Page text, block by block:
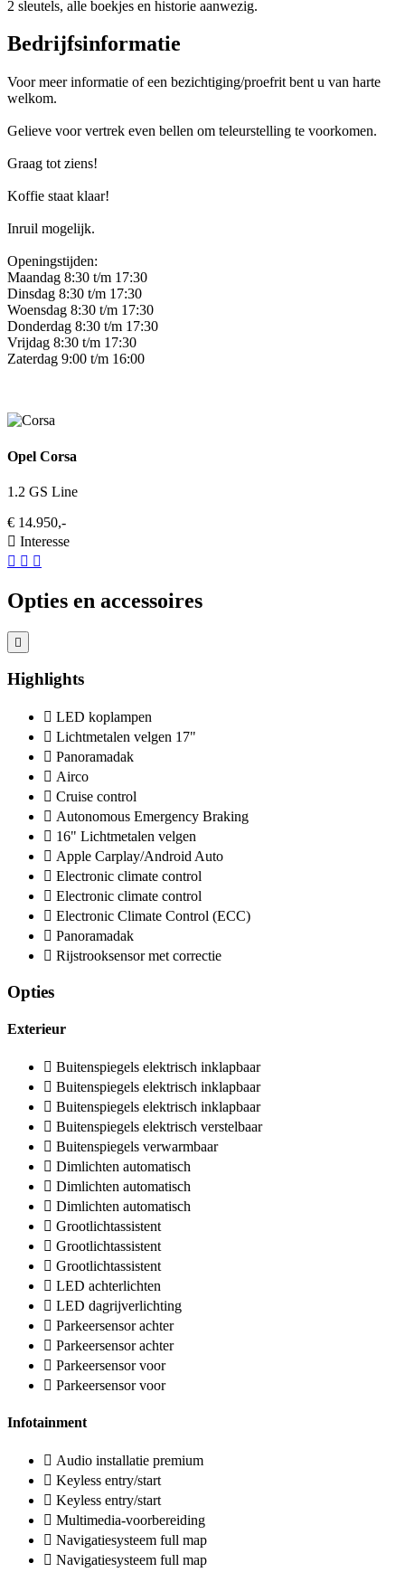
2 sleutels, alle boekjes en historie aanwezig.
Bedrijfsinformatie
Voor meer informatie of een bezichtiging/proefrit bent u van harte
welkom.
Gelieve voor vertrek even bellen om teleurstelling te voorkomen.
Graag tot ziens!
Koffie staat klaar!
Inruil mogelijk.
Openingstijden:
Maandag 8:30 t/m 17:30
Dinsdag 8:30 t/m 17:30
Woensdag 8:30 t/m 17:30
Donderdag 8:30 t/m 17:30
Vrijdag 8:30 t/m 17:30
Zaterdag 9:00 t/m 16:00
Opel Corsa
1.2 GS Line
€ 14.950,-
Interesse
Opties en accessoires
Highlights
LED koplampen
Lichtmetalen velgen 17"
Panoramadak
Airco
Cruise control
Autonomous Emergency Braking
16" Lichtmetalen velgen
Apple Carplay/Android Auto
Electronic climate control
Electronic climate control
Electronic Climate Control (ECC)
Panoramadak
Rijstrooksensor met correctie
Opties
Exterieur
Buitenspiegels elektrisch inklapbaar
Buitenspiegels elektrisch inklapbaar
Buitenspiegels elektrisch inklapbaar
Buitenspiegels elektrisch verstelbaar
Buitenspiegels verwarmbaar
Dimlichten automatisch
Dimlichten automatisch
Dimlichten automatisch
Grootlichtassistent
Grootlichtassistent
Grootlichtassistent
LED achterlichten
LED dagrijverlichting
Parkeersensor achter
Parkeersensor achter
Parkeersensor voor
Parkeersensor voor
Infotainment
Audio installatie premium
Keyless entry/start
Keyless entry/start
Multimedia-voorbereiding
Navigatiesysteem full map
Navigatiesysteem full map